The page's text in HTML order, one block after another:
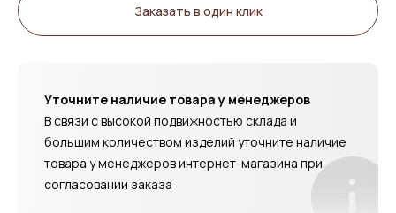
Заказать в один клик
Уточните наличие товара у менеджеров
В связи с высокой подвижностью склада и
большим количеством изделий уточните наличие
товара у менеджеров интернет-магазина при
согласовании заказа